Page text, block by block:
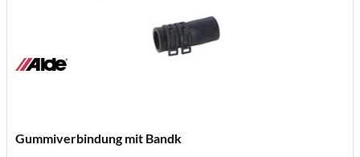
Gummiverbindung mit Bandk